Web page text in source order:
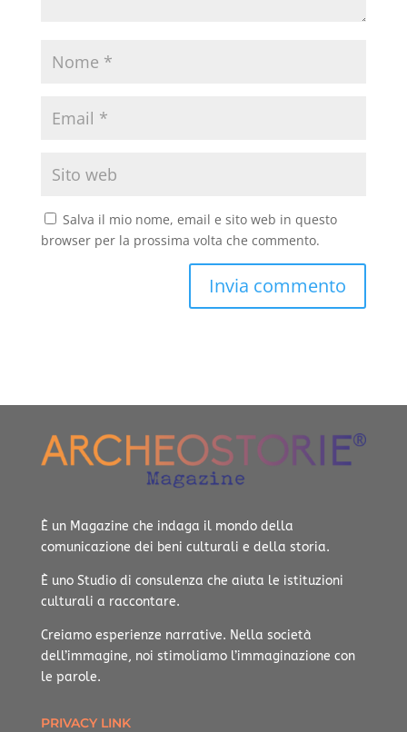
Salva il mio nome, email e sito web in questo
browser per la prossima volta che commento.
È un Magazine che indaga il mondo della
comunicazione dei beni culturali e della storia.
È uno Studio di consulenza che aiuta le istituzioni
culturali a raccontare.
Creiamo esperienze narrative. Nella società
dell’immagine, noi stimoliamo l’immaginazione con
le parole.
PRIVACY LINK